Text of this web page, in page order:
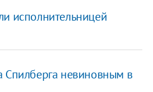
исполнительницей
Спилберга невиновным в